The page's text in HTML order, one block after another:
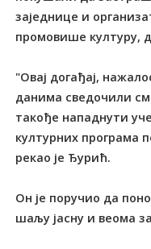
заједнице и
промовише културу,
"Овај догађај,
данима сведочили
такође нападнути
културних програма
рекао је Ђурић.
Он је поручио да
шаљу јасну и веома